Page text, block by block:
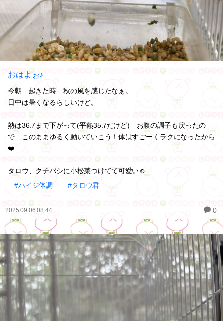
おはよぉ♪
今朝 起きた時 秋の風を感じたなぁ。
日中は暑くなるらしいけど。
熱は36.7まで下がって(平熱35.7だけど) お腹の調子も戻ったの
で このままゆるく動いていこう！体はすごーくラクになったから
❤️
タロウ、クチバシに小松菜つけてて可愛い☺️
#ハイジ体調
#タロウ君
2025.09.06 08:44 0